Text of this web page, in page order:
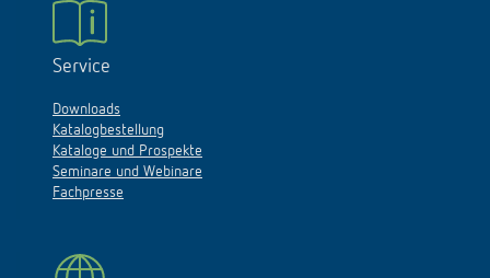
Service
Downloads
Katalogbestellung
Kataloge und Prospekte
Seminare und Webinare
Fachpresse